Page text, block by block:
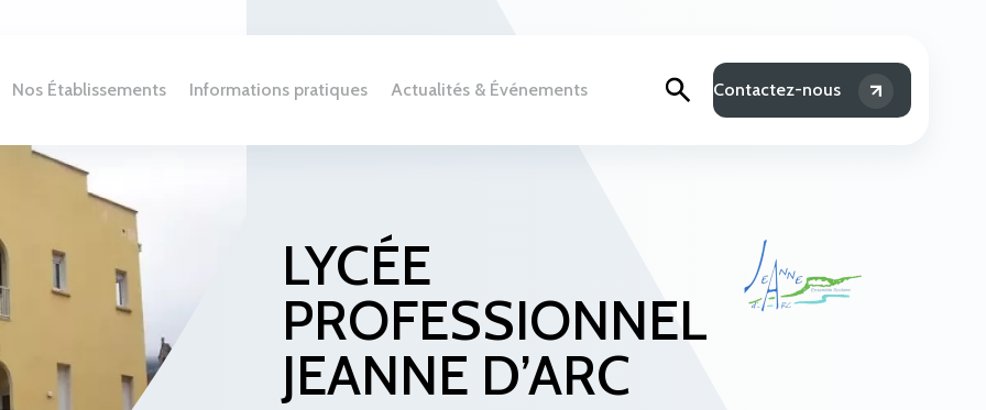
Nos Établissements Informations pratiques Actualités & Événements Contactez-nous
LYCÉE
PROFESSIONNEL
JEANNE D’ARC